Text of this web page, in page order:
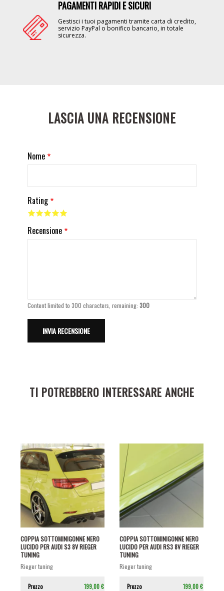
PAGAMENTI RAPIDI E SICURI
Gestisci i tuoi pagamenti tramite carta di credito,
servizio PayPal o bonifico bancario, in totale
sicurezza.
LASCIA UNA RECENSIONE
Nome
Rating
Recensione
Content limited to 300 characters, remaining:300
TI POTREBBERO INTERESSARE ANCHE
COPPIA SOTTOMINIGONNE NERO
LUCIDO PER AUDI S3 8V RIEGER
TUNING
rieger tuning
Prezzo 199,00 €
COPPIA SOTTOMINIGONNE NERO
LUCIDO PER AUDI RS3 8V RIEGER
TUNING
rieger tuning
Prezzo 199,00 €